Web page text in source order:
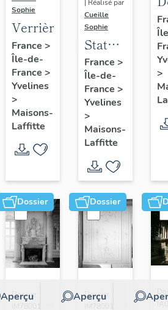
Sophie
Verrière
France >
Île-de-
France >
Yvelines
>
Maisons-
Laffitte
| Réalisé par
Cueille
Sophie
Statue
:
Renaud
France >
Île-de-
France >
Yvelines
>
Maisons-
Laffitte
>
Dossier
Aperçu
Dossier
Dossier
Aperçu
Dossier